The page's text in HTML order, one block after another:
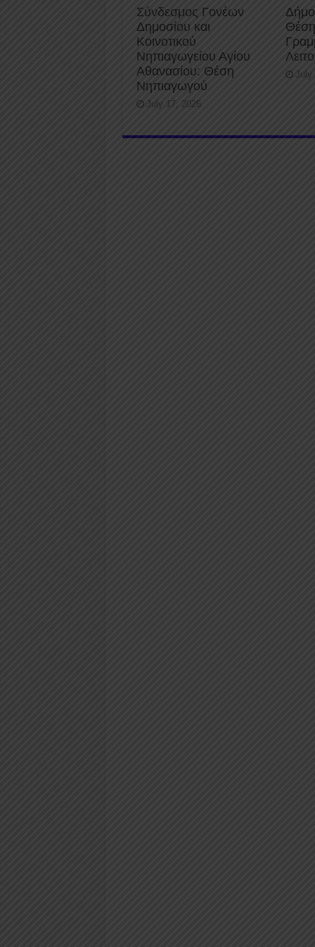
Σύνδεσμος Γονέων
Δημοσίου και
Κοινοτικού
Νηπιαγωγείου Αγίου
Αθανασίου: Θέση
Νηπιαγωγού
July 17, 2026
July